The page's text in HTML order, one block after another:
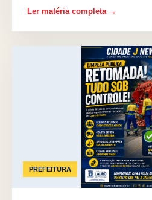
Ler matéria completa →
PREFEITURA